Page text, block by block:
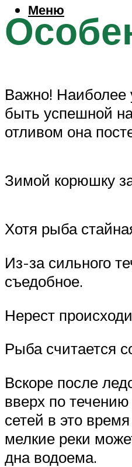
Меню
Важно! Наиболее
быть успешной
отливом она
Зимой корюшку
Хотя рыба
Из-за сильного
съедобное.
Нерест
Рыба считается
Вскоре после
вверх по
сетей в это
мелкие реки
дна водоема.